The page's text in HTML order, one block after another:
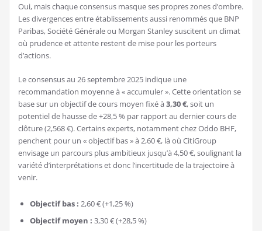
Oui, mais chaque consensus masque ses propres zones d’ombre.
Les divergences entre établissements aussi renommés que BNP
Paribas, Société Générale ou Morgan Stanley suscitent un climat
où prudence et attente restent de mise pour les porteurs
d’actions.
Le consensus au 26 septembre 2025 indique une
recommandation moyenne à « accumuler ». Cette orientation se
base sur un objectif de cours moyen fixé à3,30 €, soit un
potentiel de hausse de +28,5 % par rapport au dernier cours de
clôture (2,568 €). Certains experts, notamment chez Oddo BHF,
penchent pour un « objectif bas » à 2,60 €, là où CitiGroup
envisage un parcours plus ambitieux jusqu’à 4,50 €, soulignant la
variété d’interprétations et donc l’incertitude de la trajectoire à
venir.
Objectif bas : 2,60 € (+1,25 %)
Objectif moyen : 3,30 € (+28,5 %)